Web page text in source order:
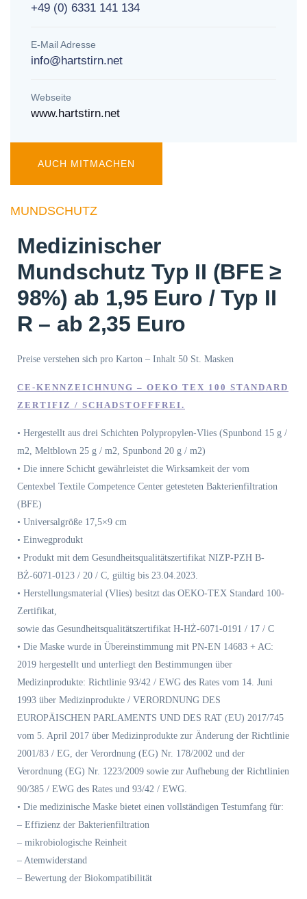
+49 (0) 6331 141 134
E-Mail Adresse
info@hartstirn.net
Webseite
www.hartstirn.net
AUCH MITMACHEN
MUNDSCHUTZ
Medizinischer
Mundschutz Typ II (BFE ≥
98%) ab 1,95 Euro / Typ II
R – ab 2,35 Euro
Preise verstehen sich pro Karton – Inhalt 50 St. Masken
CE-KENNZEICHNUNG – OEKO TEX 100 STANDARD
ZERTIFIZ / SCHADSTOFFFREI.
• Hergestellt aus drei Schichten Polypropylen-Vlies (Spunbond 15 g /
m2, Meltblown 25 g / m2, Spunbond 20 g / m2)
• Die innere Schicht gewährleistet die Wirksamkeit der vom
Centexbel Textile Competence Center getesteten Bakterienfiltration
(BFE)
• Universalgröße 17,5×9 cm
• Einwegprodukt
• Produkt mit dem Gesundheitsqualitätszertifikat NIZP-PZH B-
BŻ-6071-0123 / 20 / C, gültig bis 23.04.2023.
• Herstellungsmaterial (Vlies) besitzt das OEKO-TEX Standard 100-
Zertifikat,
sowie das Gesundheitsqualitätszertifikat H-HŻ-6071-0191 / 17 / C
• Die Maske wurde in Übereinstimmung mit PN-EN 14683 + AC:
2019 hergestellt und unterliegt den Bestimmungen über
Medizinprodukte: Richtlinie 93/42 / EWG des Rates vom 14. Juni
1993 über Medizinprodukte / VERORDNUNG DES
EUROPÄISCHEN PARLAMENTS UND DES RAT (EU) 2017/745
vom 5. April 2017 über Medizinprodukte zur Änderung der Richtlinie
2001/83 / EG, der Verordnung (EG) Nr. 178/2002 und der
Verordnung (EG) Nr. 1223/2009 sowie zur Aufhebung der Richtlinien
90/385 / EWG des Rates und 93/42 / EWG.
• Die medizinische Maske bietet einen vollständigen Testumfang für:
– Effizienz der Bakterienfiltration
– mikrobiologische Reinheit
– Atemwiderstand
– Bewertung der Biokompatibilität